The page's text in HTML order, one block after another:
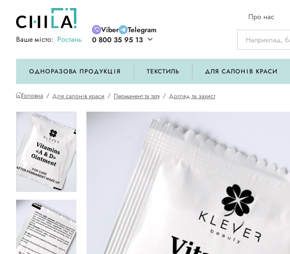
Ваше місто: Ростань
Viber
Telegram
0 800 35 95 13
Про нас
ОДНОРАЗОВА ПРОДУКЦІЯ ТЕКСТИЛЬ ДЛЯ САЛОНІВ КРАСИ
Головна Для салонів краси Перманент та тату Догляд та захист